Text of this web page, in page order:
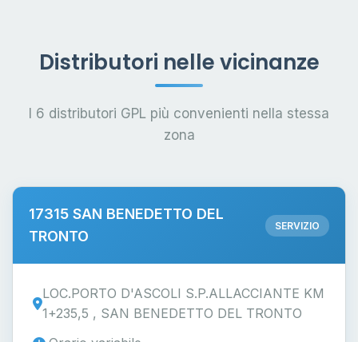
Distributori nelle vicinanze
I 6 distributori GPL più convenienti nella stessa
zona
17315 SAN BENEDETTO DEL
TRONTO
SERVIZIO
LOC.PORTO D'ASCOLI S.P.ALLACCIANTE KM
1+235,5 , SAN BENEDETTO DEL TRONTO